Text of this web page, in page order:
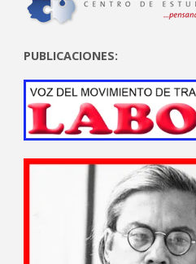
PUBLICACIONES: